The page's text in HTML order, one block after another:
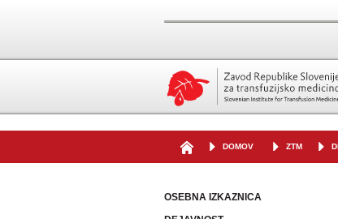
DOMOV ZTM
OSEBNA IZKAZNICA